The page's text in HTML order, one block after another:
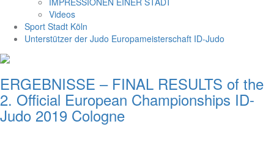
Videos
Sport Stadt Köln
Unterstützer der Judo Europameisterschaft ID-Judo
ERGEBNISSE – FINAL RESULTS of the
2. Official European Championships ID-
Judo 2019 Cologne